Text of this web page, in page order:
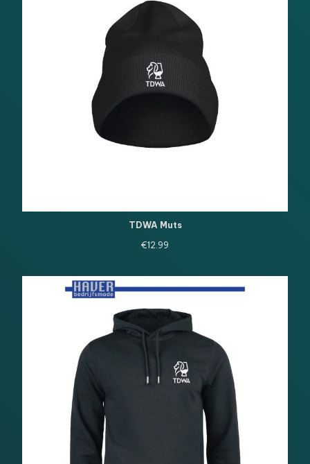
TDWA Muts
€12.99